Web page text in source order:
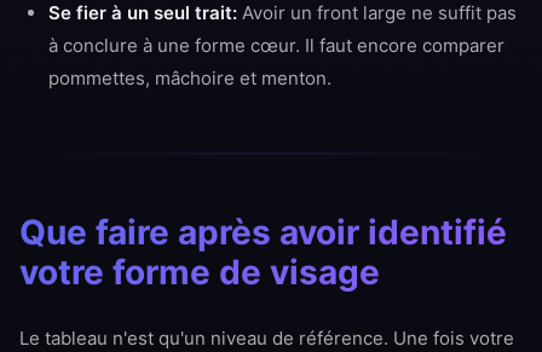
Se fier à un seul trait: Avoir un front large ne suffit pas
à conclure à une forme cœur. Il faut encore comparer
pommettes, mâchoire et menton.
Que faire après avoir identifié
votre forme de visage
Le tableau n'est qu'un niveau de référence. Une fois votre